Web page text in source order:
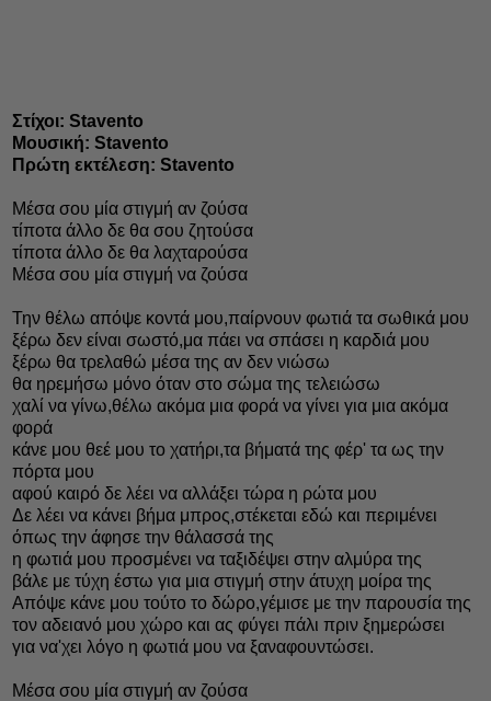
Στίχοι: Stavento
Μουσική: Stavento
Πρώτη εκτέλεση: Stavento
Μέσα σου μία στιγμή αν ζούσα
τίποτα άλλο δε θα σου ζητούσα
τίποτα άλλο δε θα λαχταρούσα
Μέσα σου μία στιγμή να ζούσα
Την θέλω απόψε κοντά μου,παίρνουν φωτιά τα σωθικά μου
ξέρω δεν είναι σωστό,μα πάει να σπάσει η καρδιά μου
ξέρω θα τρελαθώ μέσα της αν δεν νιώσω
θα ηρεμήσω μόνο όταν στο σώμα της τελειώσω
χαλί να γίνω,θέλω ακόμα μια φορά να γίνει για μια ακόμα
φορά
κάνε μου θεέ μου το χατήρι,τα βήματά της φέρ' τα ως την
πόρτα μου
αφού καιρό δε λέει να αλλάξει τώρα η ρώτα μου
Δε λέει να κάνει βήμα μπρος,στέκεται εδώ και περιμένει
όπως την άφησε την θάλασσά της
η φωτιά μου προσμένει να ταξιδέψει στην αλμύρα της
βάλε με τύχη έστω για μια στιγμή στην άτυχη μοίρα της
Απόψε κάνε μου τούτο το δώρο,γέμισε με την παρουσία της
τον αδειανό μου χώρο και ας φύγει πάλι πριν ξημερώσει
για να'χει λόγο η φωτιά μου να ξαναφουντώσει.
Μέσα σου μία στιγμή αν ζούσα